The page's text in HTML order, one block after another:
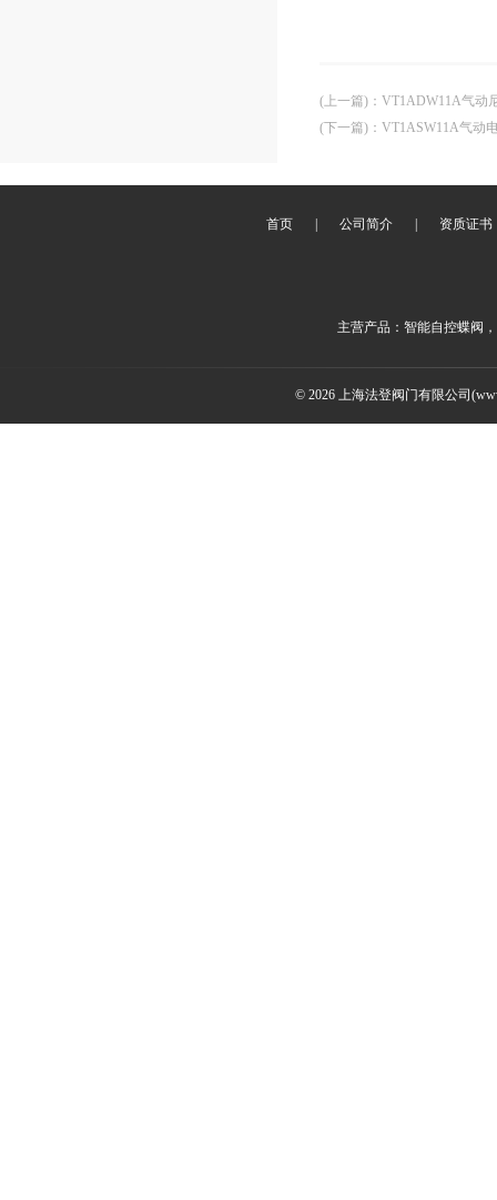
(上一篇) ： VT1ADW11A气动
(下一篇) ： VT1ASW11A气动
首页 公司简介 资质证书
主营产品：智能自控蝶阀
© 2026 上海法登阀门有限公司